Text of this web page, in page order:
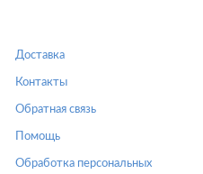
Доставка
Контакты
Обратная связь
Помощь
Обработка персональных